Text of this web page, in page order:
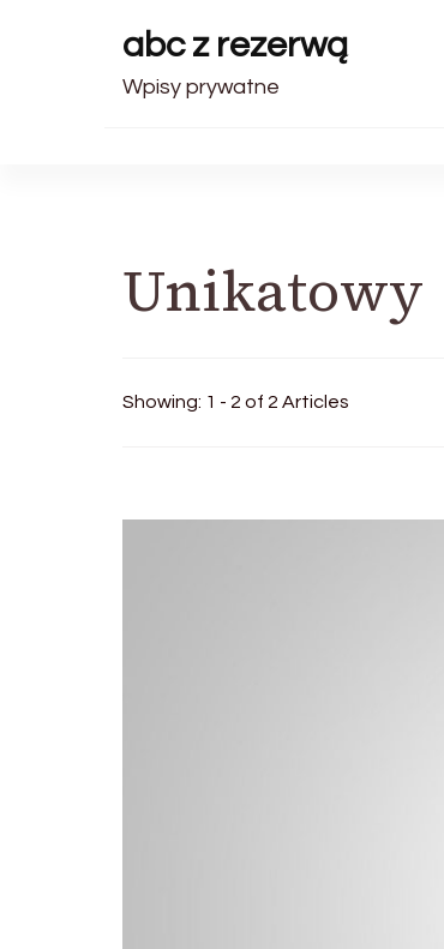
abc z rezerwą
Wpisy prywatne
Unikatowy
Showing: 1 - 2 of 2 Articles